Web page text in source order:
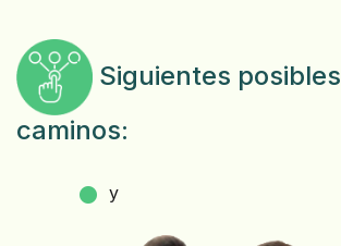
Siguientes posibles
caminos:
y